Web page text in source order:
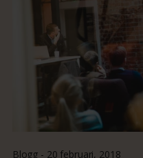
Blogg - 20 februari, 2018